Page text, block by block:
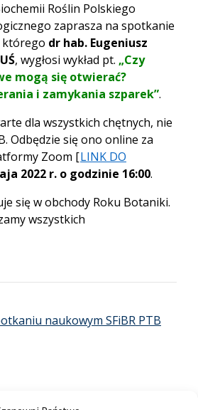
Roślin Polskiego
zaprasza na spotkanie
którego dr hab. Eugeniusz
, wygłosi wykład pt. „Czy
mogą się otwierać?
i zamykania szparek”.
dla wszystkich chętnych, nie
Odbędzie się ono online za
Zoom [LINK DO
2022 r. o godzinie 16:00.
się w obchody Roku Botaniki.
wszystkich
naukowym SFiBR PTB